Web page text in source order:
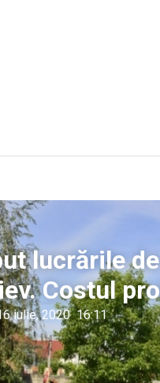
lucrările
Costul
iulie, 2020 16:11